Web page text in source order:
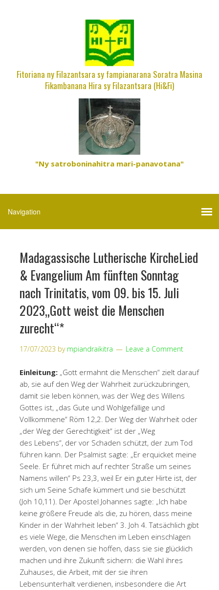
Fitoriana ny Filazantsara sy fampianarana Soratra Masina
Fikambanana Hira sy Filazantsara (Hi&Fi)
"Ny satroboninahitra mari-panavotana"
Madagassische Lutherische KircheLied
& Evangelium Am fünften Sonntag
nach Trinitatis, vom 09. bis 15. Juli
2023„Gott weist die Menschen
zurecht“*
17/07/2023 by mpiandraikitra Leave a Comment
Einleitung: „Gott ermahnt die Menschen“ zielt darauf
ab, sie auf den Weg der Wahrheit zurückzubringen,
damit sie leben können, was der Weg des Willens
Gottes ist, „das Gute und Wohlgefällige und
Vollkommene“ Röm 12,2. Der Weg der Wahrheit oder
„der Weg der Gerechtigkeit“ ist der „Weg
des Lebens“, der vor Schaden schützt, der zum Tod
führen kann. Der Psalmist sagte: „Er erquicket meine
Seele. Er führet mich auf rechter Straße um seines
Namens willen“ Ps 23,3, weil Er ein guter Hirte ist, der
sich um Seine Schafe kümmert und sie beschützt
(Joh 10,11). Der Apostel Johannes sagte: „Ich habe
keine größere Freude als die, zu hören, dass meine
Kinder in der Wahrheit leben“ 3. Joh 4. Tatsächlich gibt
es viele Wege, die Menschen im Leben einschlagen
werden, von denen sie hoffen, dass sie sie glücklich
machen und ihre Zukunft sichern: die Wahl ihres
Zuhauses, die Arbeit, mit der sie ihren
Lebensunterhalt verdienen, insbesondere die Art